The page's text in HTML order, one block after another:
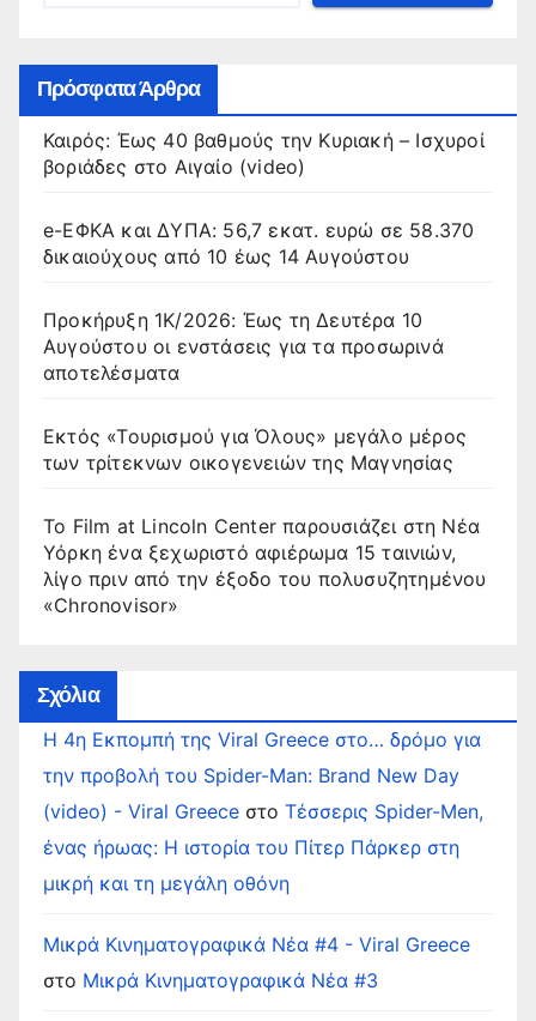
Πρόσφατα Άρθρα
Καιρός: Έως 40 βαθμούς την Κυριακή – Ισχυροί
βοριάδες στο Αιγαίο (video)
e-ΕΦΚΑ και ΔΥΠΑ: 56,7 εκατ. ευρώ σε 58.370
δικαιούχους από 10 έως 14 Αυγούστου
Προκήρυξη 1Κ/2026: Έως τη Δευτέρα 10
Αυγούστου οι ενστάσεις για τα προσωρινά
αποτελέσματα
Εκτός «Τουρισμού για Όλους» μεγάλο μέρος
των τρίτεκνων οικογενειών της Μαγνησίας
Το Film at Lincoln Center παρουσιάζει στη Νέα
Υόρκη ένα ξεχωριστό αφιέρωμα 15 ταινιών,
λίγο πριν από την έξοδο του πολυσυζητημένου
«Chronovisor»
Σχόλια
Η 4η Εκπομπή της Viral Greece στο… δρόμο για
την προβολή του Spider-Man: Brand New Day
(video) - Viral Greece στο Τέσσερις Spider-Men,
ένας ήρωας: Η ιστορία του Πίτερ Πάρκερ στη
μικρή και τη μεγάλη οθόνη
Μικρά Κινηματογραφικά Νέα #4 - Viral Greece
στο Μικρά Κινηματογραφικά Νέα #3